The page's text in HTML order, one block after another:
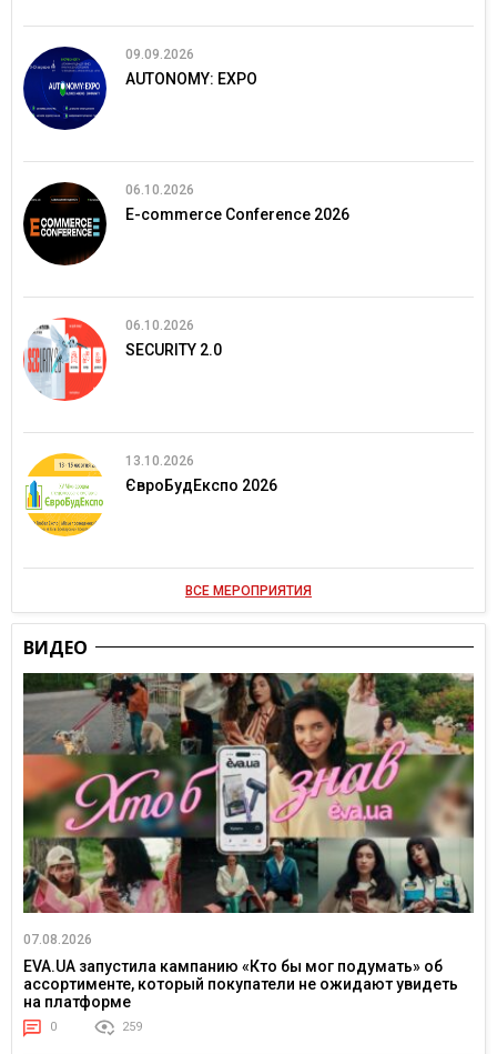
09.09.2026
AUTONOMY: EXPO
06.10.2026
E-commerce Conference 2026
06.10.2026
SECURITY 2.0
13.10.2026
ЄвроБудЕкспо 2026
ВСЕ МЕРОПРИЯТИЯ
ВИДЕО
07.08.2026
EVA.UA запустила кампанию «Кто бы мог подумать» об
ассортименте, который покупатели не ожидают увидеть
на платформе
0 259